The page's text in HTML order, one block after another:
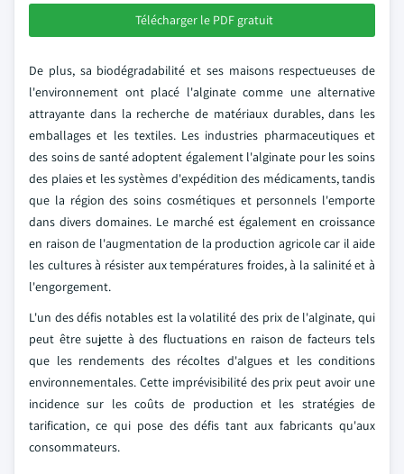
Télécharger le PDF gratuit
De plus, sa biodégradabilité et ses maisons respectueuses de
l'environnement ont placé l'alginate comme une alternative
attrayante dans la recherche de matériaux durables, dans les
emballages et les textiles. Les industries pharmaceutiques et
des soins de santé adoptent également l'alginate pour les soins
des plaies et les systèmes d'expédition des médicaments, tandis
que la région des soins cosmétiques et personnels l'emporte
dans divers domaines. Le marché est également en croissance
en raison de l'augmentation de la production agricole car il aide
les cultures à résister aux températures froides, à la salinité et à
l'engorgement.
L'un des défis notables est la volatilité des prix de l'alginate, qui
peut être sujette à des fluctuations en raison de facteurs tels
que les rendements des récoltes d'algues et les conditions
environnementales. Cette imprévisibilité des prix peut avoir une
incidence sur les coûts de production et les stratégies de
tarification, ce qui pose des défis tant aux fabricants qu'aux
consommateurs.